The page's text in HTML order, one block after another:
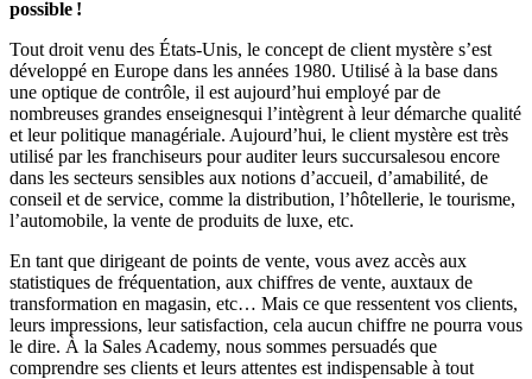
possible !
Tout droit venu des États-Unis, le concept de client mystère s’est
développé en Europe dans les années 1980. Utilisé à la base dans
une optique de contrôle, il est aujourd’hui employé par de
nombreuses grandes enseignesqui l’intègrent à leur démarche qualité
et leur politique managériale. Aujourd’hui, le client mystère est très
utilisé par les franchiseurs pour auditer leurs succursalesou encore
dans les secteurs sensibles aux notions d’accueil, d’amabilité, de
conseil et de service, comme la distribution, l’hôtellerie, le tourisme,
l’automobile, la vente de produits de luxe, etc.
En tant que dirigeant de points de vente, vous avez accès aux
statistiques de fréquentation, aux chiffres de vente, auxtaux de
transformation en magasin, etc… Mais ce que ressentent vos clients,
leurs impressions, leur satisfaction, cela aucun chiffre ne pourra vous
le dire. À la Sales Academy, nous sommes persuadés que
comprendre ses clients et leurs attentes est indispensable à tout